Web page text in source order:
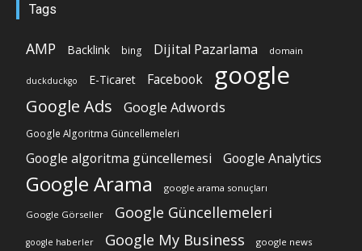
Tags
AMP Backlink bing Dijital Pazarlama domain
duckduckgo E-Ticaret Facebook google
Google Ads Google Adwords
Google Algoritma Güncellemeleri
Google algoritma güncellemesi Google Analytics
Google Arama google arama sonuçları
Google Görseller Google Güncellemeleri
google haberler Google My Business google news